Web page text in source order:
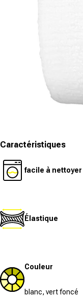
Caractéristiques
facile à nettoyer
Élastique
Couleur
blanc, vert foncé